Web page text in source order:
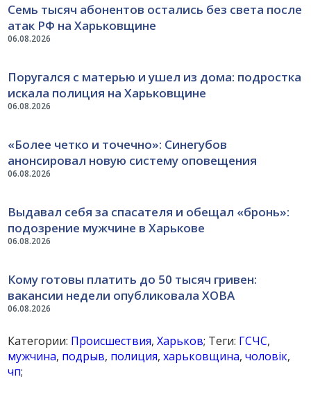
06.08.2026
Семь тысяч абонентов остались без света после
атак РФ на Харьковщине
06.08.2026
Поругался с матерью и ушел из дома: подростка
искала полиция на Харьковщине
06.08.2026
«Более четко и точечно»: Синегубов
анонсировал новую систему оповещения
06.08.2026
Выдавал себя за спасателя и обещал «бронь»:
подозрение мужчине в Харькове
06.08.2026
Кому готовы платить до 50 тысяч гривен:
вакансии недели опубликовала ХОВА
Категории: Происшествия,Харьков; Теги: ГСЧС,
мужчина, подрыв, полиция,харьковщина,чоловік,
чп;